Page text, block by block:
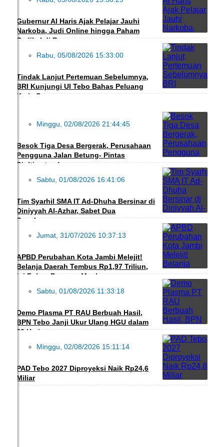
Gubernur Al Haris Ajak Pelajar Jauhi
Narkoba, Judi Online hingga Paham
Radikal di Bungo
ADVERTORIAL
Rabu, 05/08/2026 15:33:00
Tindak Lanjut Pertemuan Sebelumnya,
BRI Kunjungi UI Tebo Bahas Peluang
Kerja Sama
DAERAH
Minggu, 02/08/2026 21:44:45
Besok Tiga Desa Bergerak, Perusahaan
Pengguna Jalan Betung- Pintas
Diultimatum!
PENDIDIKAN
Sabtu, 01/08/2026 16:41:06
Tim Syarhil SMA IT Ad-Dhuha Bersinar di
Diniyyah Al-Azhar, Sabet Dua
Penghargaan
DAERAH
Jumat, 31/07/2026 10:37:13
APBD Perubahan Kota Jambi Melejit!
Belanja Daerah Tembus Rp1,97 Triliun,
Ini Fokus Program Maulana
DAERAH
Sabtu, 01/08/2026 11:33:18
Demo Plasma PT RAU Berbuah Hasil,
BPN Tebo Janji Ukur Ulang HGU dalam
30 Hari
DAERAH
Minggu, 02/08/2026 15:11:14
PAD Tebo 2027 Diproyeksi Naik Rp24,6
Miliar